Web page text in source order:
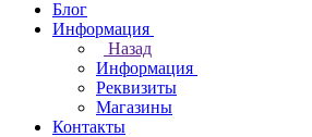
Блог
Информация
Назад
Информация
Реквизиты
Магазины
Контакты